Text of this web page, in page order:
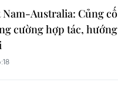
Nam-Australia: Củng cố
cường hợp tác, hướng